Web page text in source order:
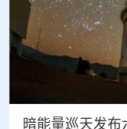
暗能量巡天发布